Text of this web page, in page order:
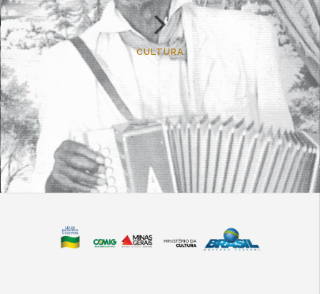
CULTURA